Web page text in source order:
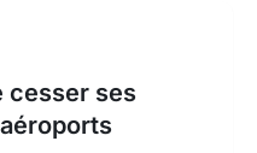
cesser ses